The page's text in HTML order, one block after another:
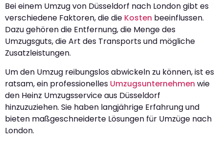
Bei einem Umzug von Düsseldorf nach London gibt es
verschiedene Faktoren, die die Kosten beeinflussen.
Dazu gehören die Entfernung, die Menge des
Umzugsguts, die Art des Transports und mögliche
Zusatzleistungen.
Um den Umzug reibungslos abwickeln zu können, ist es
ratsam, ein professionelles Umzugsunternehmen wie
den Heinz Umzugsservice aus Düsseldorf
hinzuzuziehen. Sie haben langjährige Erfahrung und
bieten maßgeschneiderte Lösungen für Umzüge nach
London.